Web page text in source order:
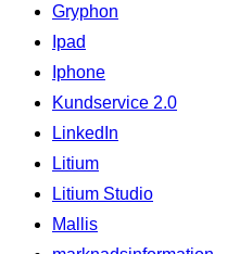
Gryphon
Ipad
Iphone
Kundservice 2.0
LinkedIn
Litium
Litium Studio
Mallis